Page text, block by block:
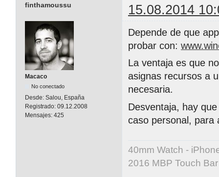
finthamoussu 15.08.2014
Macaco
No conectado
Desde: Salou, España
Registrado: 09.12.2008
Mensajes: 425
Depende de que
probar con:
La ventaja es que
asignas recursos a
necesaria.
Desventaja, hay
caso personal, para
40mm Watch -
2016 MBP Touch